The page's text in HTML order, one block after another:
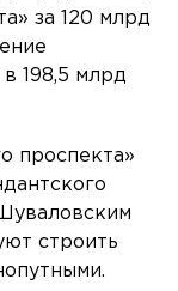
за 120 млрд
198,5 млрд
проспекта»
строить